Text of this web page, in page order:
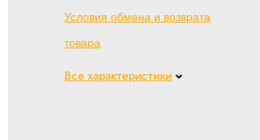
Условия обмена и возврата
товара
Все характеристики